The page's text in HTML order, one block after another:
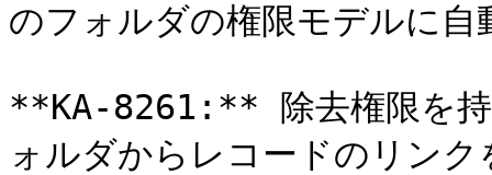
のフォルダの権限モデルに
**KA-8261:** 除去権限を持
ォルダからレコードのリン